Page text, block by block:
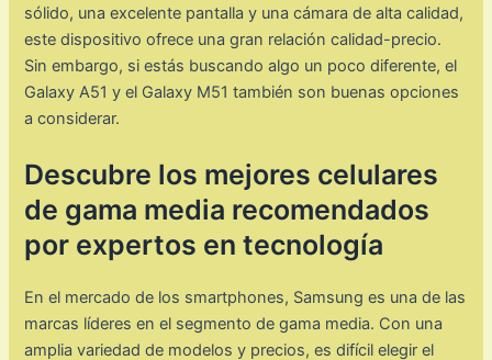
sólido, una excelente pantalla y una cámara de alta calidad,
este dispositivo ofrece una gran relación calidad-precio.
Sin embargo, si estás buscando algo un poco diferente, el
Galaxy A51 y el Galaxy M51 también son buenas opciones
a considerar.
Descubre los mejores celulares
de gama media recomendados
por expertos en tecnología
En el mercado de los smartphones, Samsung es una de las
marcas líderes en el segmento de gama media. Con una
amplia variedad de modelos y precios, es difícil elegir el